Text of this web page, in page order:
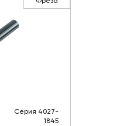
Серия 4027-
1845